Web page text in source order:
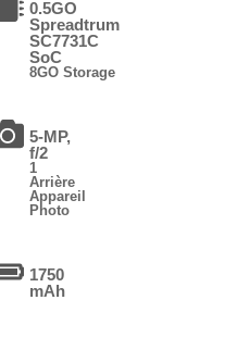
0.5GO
Spreadtrum
SC7731C
SoC
8GO Storage
5-MP,
f/2
1
Arrière
Appareil
Photo
1750
mAh